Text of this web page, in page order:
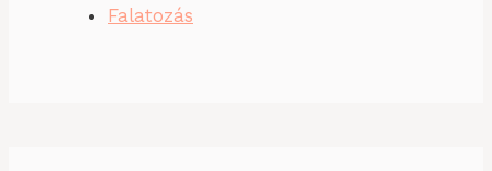
Falatozás